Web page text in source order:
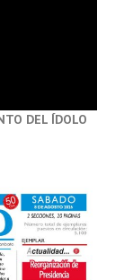
DEL ÍDOLO